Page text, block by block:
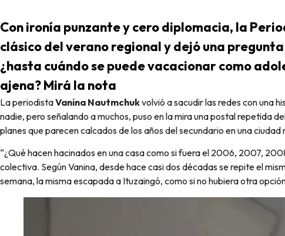
Con ironía punzante y cero diplomacia, la
clásico del verano regional y dejó una
¿hasta cuándo se puede vacacionar como
ajena? Mirá la nota
La periodistaVanina Nautmchukvolvió a sacudir las redes con una
nadie, pero señalando a muchos, puso en la mira una postal repetida
planes que parecen calcados de los años del secundario en una
“¿Qué hacen hacinados en una casa como si fuera el 2006, 2007,
colectiva. Según Vanina, desde hace casi dos décadas se repite el
semana, la misma escapada a Ituzaingó, como si no hubiera otra